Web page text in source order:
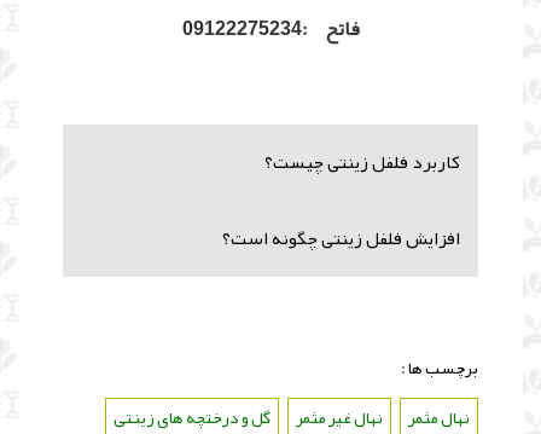
فاتح :09122275234
کاربرد فلفل زینتی چیست؟
افزایش فلفل زینتی چگونه است؟
برچسب ها :
نهال مثمر
نهال غیر مثمر گل و درختچه های زینتی